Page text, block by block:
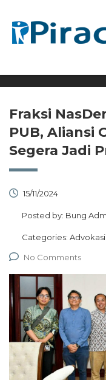
Fraksi
PUB, Aliansi
Segera Jadi
15/11/2024
Posted by: Bung
Categories:
No Comments